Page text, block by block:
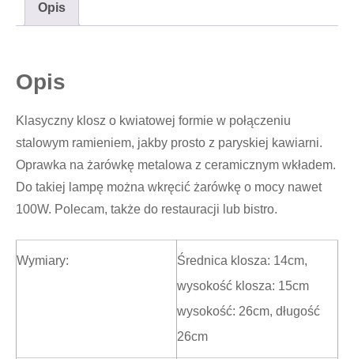
Opis
Opis
Klasyczny klosz o kwiatowej formie w połączeniu
stalowym ramieniem, jakby prosto z paryskiej kawiarni.
Oprawka na żarówkę metalowa z ceramicznym wkładem.
Do takiej lampę można wkręcić żarówkę o mocy nawet
100W. Polecam, także do restauracji lub bistro.
Wymiary:
Średnica klosza: 14cm,
wysokość klosza: 15cm
wysokość: 26cm, długość
26cm